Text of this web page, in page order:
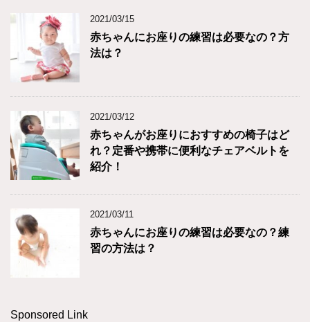
2021/03/15
赤ちゃんにお座りの練習は必要なの？方
法は？
2021/03/12
赤ちゃんがお座りにおすすめの椅子はど
れ？定番や携帯に便利なチェアベルトを
紹介！
2021/03/11
赤ちゃんにお座りの練習は必要なの？練
習の方法は？
Sponsored Link